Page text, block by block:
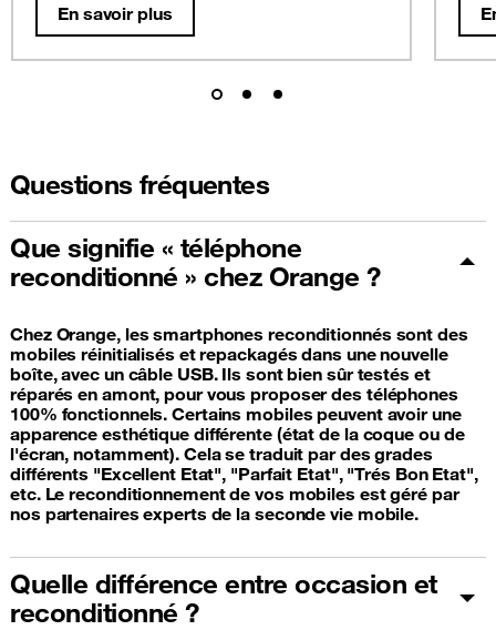
En savoir plus
Questions fréquentes
Que signifie « téléphone
reconditionné » chez Orange ?
Chez Orange, les smartphones reconditionnés sont des
mobiles réinitialisés et repackagés dans une nouvelle
boîte, avec un câble USB. Ils sont bien sûr testés et
réparés en amont, pour vous proposer des téléphones
100% fonctionnels. Certains mobiles peuvent avoir une
apparence esthétique différente (état de la coque ou de
l'écran, notamment). Cela se traduit par des grades
différents "Excellent Etat", "Parfait Etat", "Trés Bon Etat",
etc. Le reconditionnement de vos mobiles est géré par
nos partenaires experts de la seconde vie mobile.
Quelle différence entre occasion et
reconditionné ?